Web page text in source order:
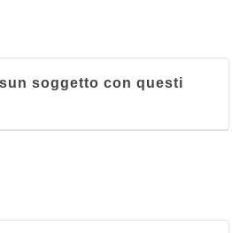
soggetto con questi